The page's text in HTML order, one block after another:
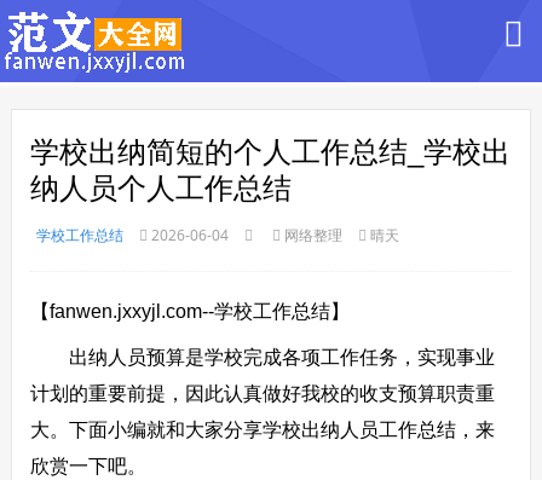
学校出纳简短的个人工作总结_学校出
纳人员个人工作总结
学校工作总结 2026-06-04 网络整理 晴天
【fanwen.jxxyjl.com--学校工作总结】
出纳人员预算是学校完成各项工作任务，实现事业
计划的重要前提，因此认真做好我校的收支预算职责重
大。下面小编就和大家分享学校出纳人员工作总结，来
欣赏一下吧。